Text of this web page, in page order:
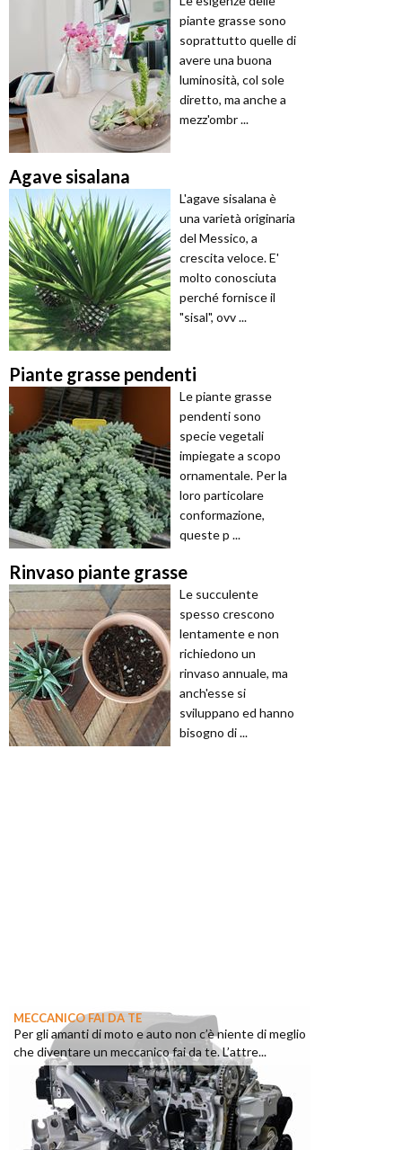
piante grasse sono
soprattutto quelle di
avere una buona
luminosità, col sole
diretto, ma anche a
mezz'ombr ...
Agave sisalana
L'agave sisalana è
una varietà originaria
del Messico, a
crescita veloce. E'
molto conosciuta
perché fornisce il
"sisal", ovv ...
Piante grasse pendenti
Le piante grasse
pendenti sono
specie vegetali
impiegate a scopo
ornamentale. Per la
loro particolare
conformazione,
queste p ...
Rinvaso piante grasse
Le succulente
spesso crescono
lentamente e non
richiedono un
rinvaso annuale, ma
anch'esse si
sviluppano ed hanno
bisogno di ...
MECCANICO FAI DA TE
Per gli amanti di moto e auto non c’è niente di meglio
che diventare un meccanico fai da te. L’attre...